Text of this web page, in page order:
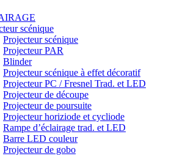
scénique
Projecteur scénique
Projecteur PAR
Blinder
Projecteur scénique à effet décoratif
Projecteur PC / Fresnel Trad. et LED
Projecteur de découpe
Projecteur de poursuite
Projecteur horiziode et cycliode
Rampe d’éclairage trad. et LED
Barre LED couleur
Projecteur de gobo